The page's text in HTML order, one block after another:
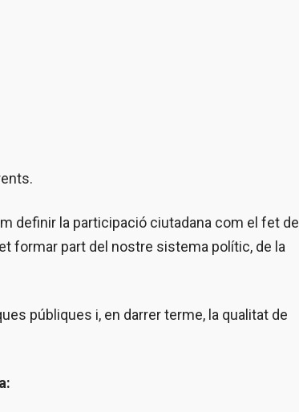
definir la participació ciutadana com el fet de
formar part del nostre sistema polític, de la
públiques i, en darrer terme, la qualitat de